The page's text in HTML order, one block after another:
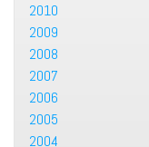
2010
2009
2008
2007
2006
2005
2004